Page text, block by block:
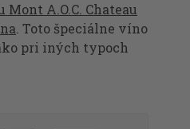
Mont A.O.C. Chateau
. Toto špeciálne víno
pri iných typoch